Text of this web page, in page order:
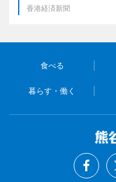
香港経済新聞
食べる
暮らす・働く